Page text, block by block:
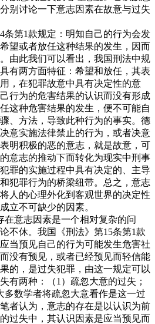
别讨论一下意志因素在故意与过失
条第1款规定：明知自己的行为会发
望或者放任这种结果的发生，因而
由此我们可以看出，我国刑法中规
有两方面特征：希望和放任，其表
，在犯罪故意中具有决定性的意
行为的危害结果的认识而没有形成
这种危害结果的发生，便不可能自
、方法，导致此种行为的事实。德
意实施法律禁止的行为，或者决意
明积极的恶的意志，就是故意，可
意志的推动下而转化为现实中刑事
罪的实施过程中具有决定的、主导
犯罪行为的桥梁纽带。总之，意志
人的心理外化到客观世界的决定性
立不可缺少的因素。
在意志因素是一个相对复杂的问
不休。我国《刑法》第15条第1款
当预见自己的行为可能发生危害社
没有预见，或者已经预见而轻信能
的，是过失犯罪，由这一规定可以
有两种：（1）疏忽大意的过失；
多数学者将疏忽大意看作是这一过
者认为，意志的存在是以认识为前
过失中，其认识因素是应当预见而